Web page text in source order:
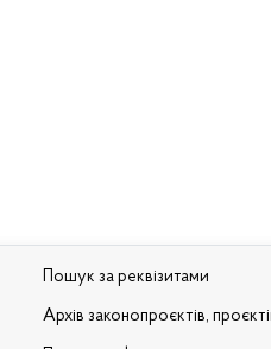
Пошук за реквізитами
Архів законопроєктів,